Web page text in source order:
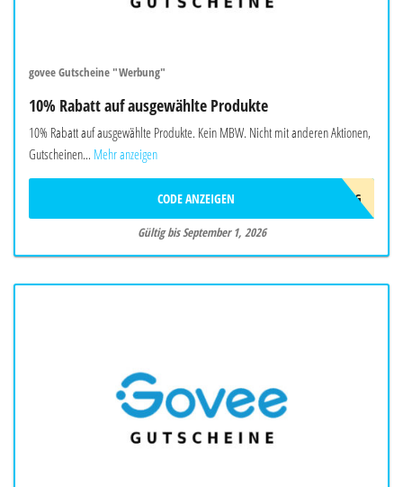
govee Gutscheine "Werbung"
10% Rabatt auf ausgewählte Produkte
10% Rabatt auf ausgewählte Produkte. Kein MBW. Nicht mit anderen Aktionen,
Gutscheinen... Mehr anzeigen
AFF10AUG
CODE ANZEIGEN
Gültig bis September 1, 2026